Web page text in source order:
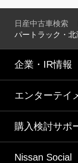
日産中古車検索
パートラック・
企業・IR情報
エンターテイ
購入検討サポ
Nissan Social